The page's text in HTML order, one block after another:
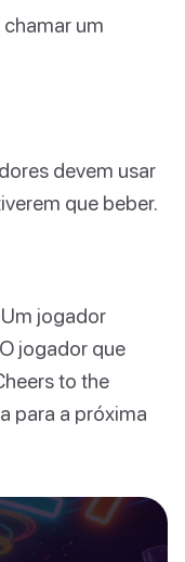
um
devem usar
que beber.
jogador
jogador que
to the
para a próxima